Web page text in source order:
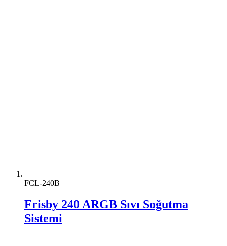
FCL-240B
Frisby 240 ARGB Sıvı Soğutma
Sistemi